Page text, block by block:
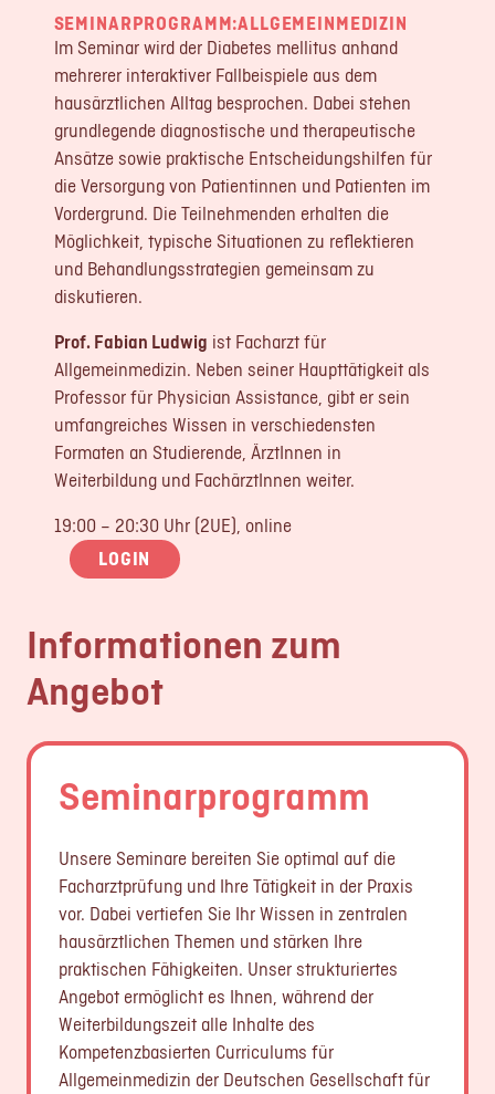
LOGIN
REGISTRIERUNG
Impressum
Datenschutz
SEMINARPROGRAMM:ALLGEMEINMEDIZIN
Im Seminar wird der Diabetes mellitus anhand
mehrerer interaktiver Fallbeispiele aus dem
hausärztlichen Alltag besprochen. Dabei stehen
grundlegende diagnostische und therapeutische
Ansätze sowie praktische Entscheidungshilfen für
die Versorgung von Patientinnen und Patienten im
Vordergrund. Die Teilnehmenden erhalten die
Möglichkeit, typische Situationen zu reflektieren
und Behandlungsstrategien gemeinsam zu
diskutieren.
Prof. Fabian Ludwig ist Facharzt für
Allgemeinmedizin. Neben seiner Haupttätigkeit als
Professor für Physician Assistance, gibt er sein
umfangreiches Wissen in verschiedensten
Formaten an Studierende, ÄrztInnen in
Weiterbildung und FachärztInnen weiter.
19:00 – 20:30 Uhr (2UE), online
LOGIN
Informationen zum
Angebot
Seminarprogramm
Unsere Seminare bereiten Sie optimal auf die
Facharztprüfung und Ihre Tätigkeit in der Praxis
vor. Dabei vertiefen Sie Ihr Wissen in zentralen
hausärztlichen Themen und stärken Ihre
praktischen Fähigkeiten. Unser strukturiertes
Angebot ermöglicht es Ihnen, während der
Weiterbildungszeit alle Inhalte des
Kompetenzbasierten Curriculums für
Allgemeinmedizin der Deutschen Gesellschaft für